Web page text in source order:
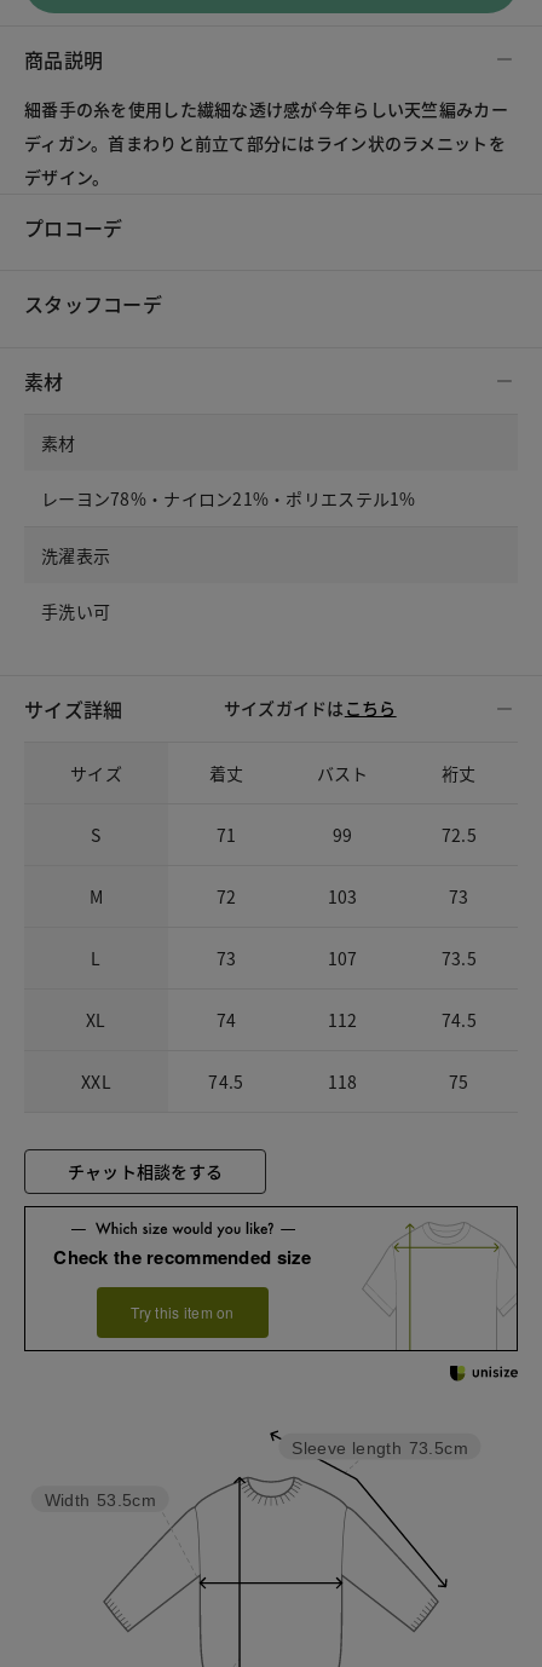
商品説明
細番手の糸を使用した繊細な透け感が今年らしい天竺編みカー
ディガン。首まわりと前立て部分にはライン状のラメニットを
デザイン。
プロコーデ
スタッフコーデ
素材
素材
レーヨン78%・ナイロン21%・ポリエステル1%
洗濯表示
手洗い可
サイズ詳細 サイズガイドは こちら
サイズ 着丈 バスト 裄丈
S 71 99 72.5
M 72 103 73
L 73 107 73.5
XL 74 112 74.5
XXL 74.5 118 75
チャット相談をする
Check the recommended size
Try this item on
Sleeve length 73.5cm
Width 53.5cm